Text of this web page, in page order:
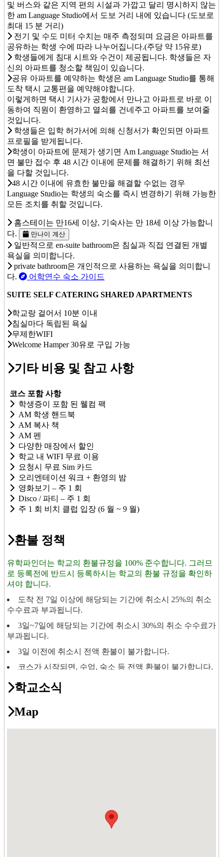
및 버스와 같은 지역 편의 시설과 가깝고 달리 명시하지 않는
한 am Language Studio에서 도보 거리 내에 있습니다 (도보로
최대 15 분 거리)
전기 및 수도 미터 수치는 매주 측정되며 요금은 아파트를
공유하는 학생 수에 따라 나누어집니다.(주당 약 15유로)
학생들에게 침대 시트와 수건이 제공됩니다. 학생들은 자
신의 아파트를 청소할 책임이 있습니다.
공유 아파트를 예약하는 학생은 am Language Studio를 통해
도착 택시 교통편을 예약해야합니다.
이렇게하면 택시 기사가 공항에서 만나고 아파트로 바로 이
동하여 직원이 환영하고 열쇠를 건네주고 아파트를 보여줄
것입니다.
학생들은 입학 허가서에 의해 신청서가 확인되면 아파트
프로필을 받게됩니다.
학생이 아파트에 문제가 생기면 Am Language Studio는 서
면 불만 접수 후 48 시간 이내에 문제를 해결하기 위해 최선
을 다할 것입니다.
48 시간 이내에 유효한 불만을 해결할 수없는 경우
Language Studio는 학생의 숙소를 즉시 변경하기 위해 가능한
모든 조치를 취할 것입니다.
홈스테이는 만16세 이상, 기숙사는 만 18세 이상 가능합니
다.
만나이 계산
일반적으로 en-suite bathroom은 침실과 직접 연결된 개별
욕실을 의미합니다.
private bathroom은 개인적으로 사용하는 욕실을 의미합니
다.
어학연수 숙소 가이드
SUITE SELF CATERING SHARED APARTMENTS
학교랑 걸어서 10분 이내
침실마다 독립된 욕실
무제한WIFI
Welcome Hamper 30유로 구입 가능
기타 비용 및 참고 사항
코스 포함 사항
학생증이 포함 된 웰컴 팩
AM 학생 핸드북
AM 복사 책
AM 펜
다양한 매장에서 할인
학교 내 WIFI 무료 이용
요청시 무료 Sim 카드
오리엔테이션 워크 + 환영의 밤
영화보기 – 주 1 회
Disco / 파티 – 주 1 회
주 1 회 비치 클럽 입장 (6 월 ~ 9 월)
환불 정책
유학파인더는 학교의 환불규정을 100% 준수합니다. 그러므
로 등록전에 반드시 등록하시는 학교의 환불 규정을 확인하
셔야 합니다.
도착 전 7일 이상에 해당되는 기간에 취소시 25%의 취소
수수료과 부과됩니다.
3일~7일에 해당되는 기간에 취소시 30%의 취소 수수료가
부과됩니다.
3일 이전에 취소시 전액 환불이 불가합니다.
코스가 시작되면, 수업, 숙소 등 전액 환불이 불가합니다.
비자 거절시 120유로의 취소 수수료가 부과되며, 이 비용
에는 코스, 홈스테이 등록비가 포함된 비용입니다.
코스 등록이 확정된 뒤 변경시 매회 50유로의 변경 수수
료가 부과됩니다.
학교소식
Map